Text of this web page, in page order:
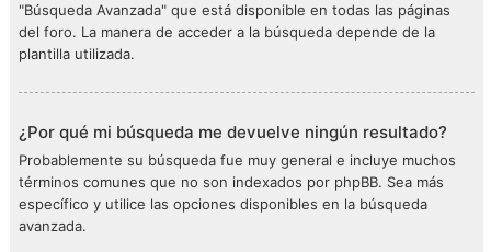
"Búsqueda Avanzada" que está disponible en todas las páginas
del foro. La manera de acceder a la búsqueda depende de la
plantilla utilizada.
¿Por qué mi búsqueda me devuelve ningún resultado?
Probablemente su búsqueda fue muy general e incluye muchos
términos comunes que no son indexados por phpBB. Sea más
específico y utilice las opciones disponibles en la búsqueda
avanzada.